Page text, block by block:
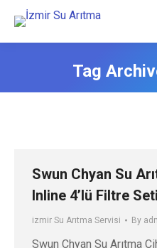
Tag
Swun Chyan Su
Inline 4’lü Filtre Seti
izmir Su Arıtma Servisi By
Swun Chyan Su Arıtma